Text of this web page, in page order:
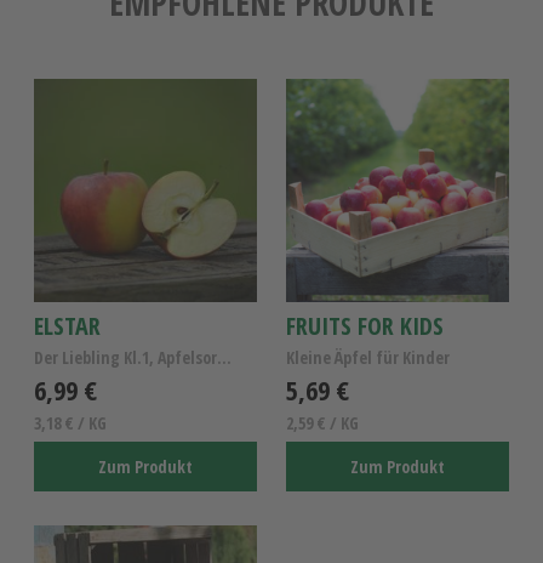
ELSTAR
Der Liebling Kl.1, Apfelsorte Elstar
6,99 €
3,18 € / KG
Zum Produkt
FRUITS FOR KIDS
Kleine Äpfel für Kinder
5,69 €
2,59 € / KG
Zum Produkt